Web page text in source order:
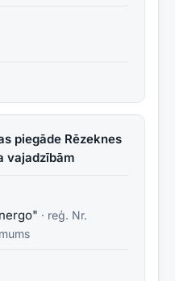
piegāde Rēzeknes
vajadzībām
· reģ. Nr.